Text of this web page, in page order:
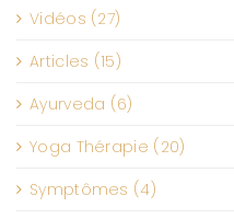
Vidéos (27)
Articles (15)
Ayurveda (6)
Yoga Thérapie (20)
Symptômes (4)